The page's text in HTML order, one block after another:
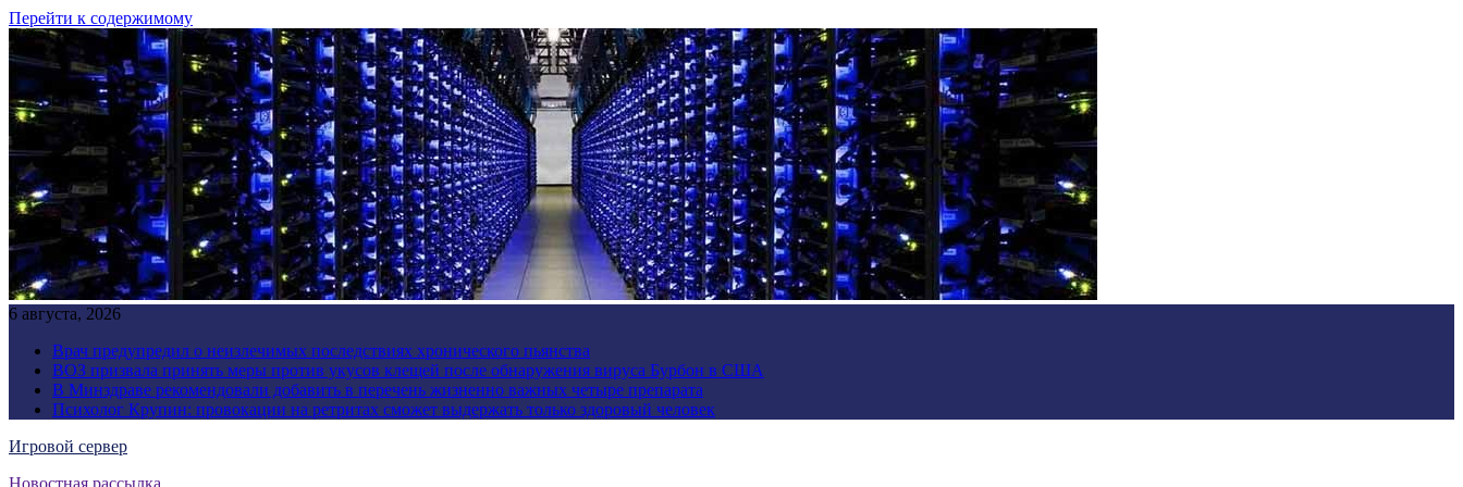
Перейти к содержимому
6 августа, 2026
Врач предупредил о неизлечимых последствиях хронического пьянства
ВОЗ призвала принять меры против укусов клещей после обнаружения вируса Бурбон в США
В Минздраве рекомендовали добавить в перечень жизненно важных четыре препарата
Психолог Крупин: провокации на ретритах сможет выдержать только здоровый человек
Игровой сервер
Новостная рассылка